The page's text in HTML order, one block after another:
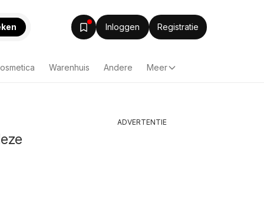
Inloggen Registratie
Warenhuis Andere Meer
ADVERTENTIE